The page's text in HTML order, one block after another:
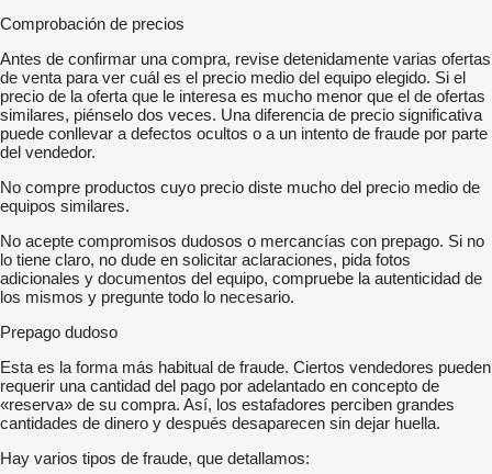
Comprobación de precios
Antes de confirmar una compra, revise detenidamente varias ofertas
de venta para ver cuál es el precio medio del equipo elegido. Si el
precio de la oferta que le interesa es mucho menor que el de ofertas
similares, piénselo dos veces. Una diferencia de precio significativa
puede conllevar a defectos ocultos o a un intento de fraude por parte
del vendedor.
No compre productos cuyo precio diste mucho del precio medio de
equipos similares.
No acepte compromisos dudosos o mercancías con prepago. Si no
lo tiene claro, no dude en solicitar aclaraciones, pida fotos
adicionales y documentos del equipo, compruebe la autenticidad de
los mismos y pregunte todo lo necesario.
Prepago dudoso
Esta es la forma más habitual de fraude. Ciertos vendedores pueden
requerir una cantidad del pago por adelantado en concepto de
«reserva» de su compra. Así, los estafadores perciben grandes
cantidades de dinero y después desaparecen sin dejar huella.
Hay varios tipos de fraude, que detallamos: